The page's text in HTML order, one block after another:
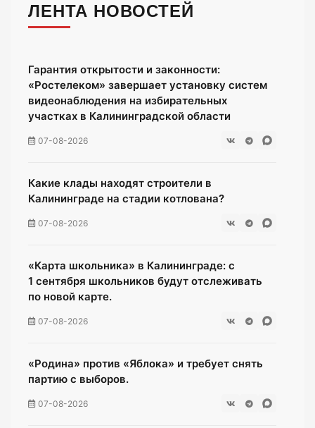
ЛЕНТА НОВОСТЕЙ
Гарантия открытости и законности:
«Ростелеком» завершает установку систем
видеонаблюдения на избирательных
участках в Калининградской области
07-08-2026
Какие клады находят строители в
Калининграде на стадии котлована?
07-08-2026
«Карта школьника» в Калининграде: с
1 сентября школьников будут отслеживать
по новой карте.
07-08-2026
«Родина» против «Яблока» и требует снять
партию с выборов.
07-08-2026